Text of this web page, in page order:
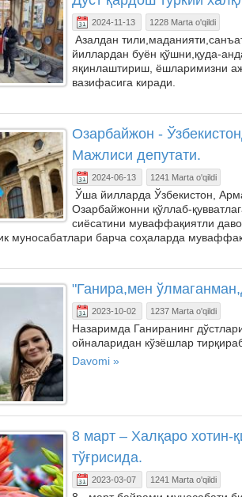
2024-11-13 1228 Marta o'qildi
Азалдан
йиллардан буён қўшни,қуда-
яқинлаштириш, ёшларимизни
вазифасига киради.
Озарбайжон -
Мажлиси депутати.
2024-06-13 1241 Marta o'qildi
Ўша йилларда Ўзбекистон,
Озарбайжонни қўллаб-
сиёсатини муваффақиятли
муносабатлари барча соҳаларда
"Ганира,мен
2023-10-02 1237 Marta o'qildi
Назаримда Ганиранинг
ойналаридан кўзёшлар
Davomi »
8 март – Халқаро хотин-
тўғрисида.
2023-03-07 1241 Marta o'qildi